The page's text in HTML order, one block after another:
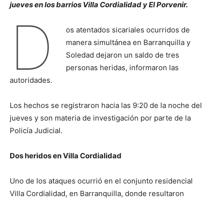
jueves en los barrios Villa Cordialidad y El Porvenir.
D
os atentados sicariales ocurridos de
manera simultánea en Barranquilla y
Soledad dejaron un saldo de tres
personas heridas, informaron las
autoridades.
Los hechos se registraron hacia las 9:20 de la noche del
jueves y son materia de investigación por parte de la
Policía Judicial.
Dos heridos en Villa Cordialidad
Uno de los ataques ocurrió en el conjunto residencial
Villa Cordialidad, en Barranquilla, donde resultaron